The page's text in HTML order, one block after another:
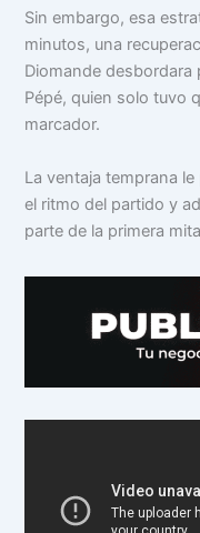
Sin embargo, esa
minutos, una
Diomande desbordara
Pépé, quien solo tuvo
marcador.
La ventaja temprana
el ritmo del partido y
parte de la primera